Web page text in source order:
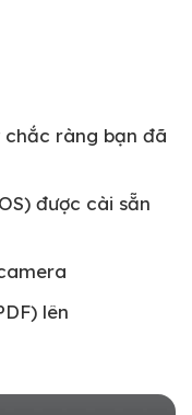
chắc ràng bạn đã
được cài sẵn
lên